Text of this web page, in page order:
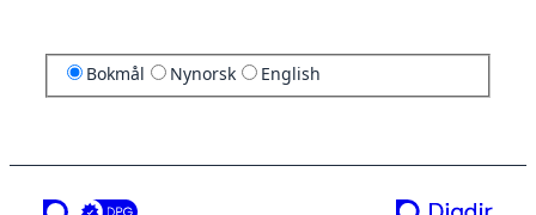
Bokmål Nynorsk English